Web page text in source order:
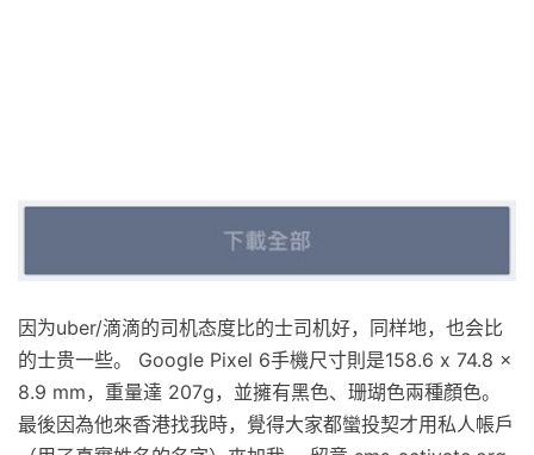
因为uber/滴滴的司机态度比的士司机好，同样地，也会比
的士贵一些。 Google Pixel 6手機尺寸則是158.6 x 74.8 x
8.9 mm，重量達 207g，並擁有黑色、珊瑚色兩種顏色。
最後因為他來香港找我時，覺得大家都蠻投契才用私人帳戶